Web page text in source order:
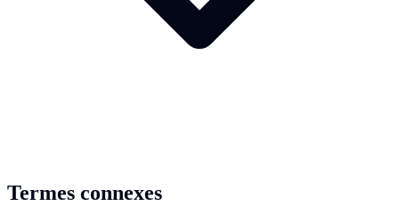
Termes connexes